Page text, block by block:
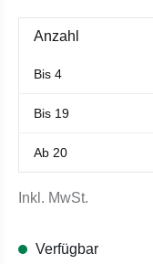
Anzahl
Bis 4
Bis 19
Ab 20
Inkl. MwSt.
Verfügbar